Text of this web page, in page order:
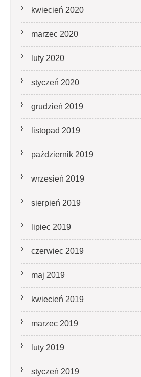
kwiecień 2020
marzec 2020
luty 2020
styczeń 2020
grudzień 2019
listopad 2019
październik 2019
wrzesień 2019
sierpień 2019
lipiec 2019
czerwiec 2019
maj 2019
kwiecień 2019
marzec 2019
luty 2019
styczeń 2019